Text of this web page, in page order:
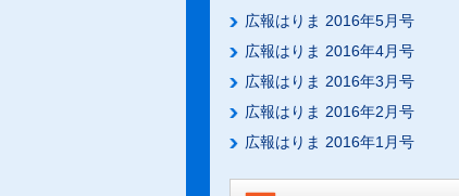
広報はりま 2016年5月号
広報はりま 2016年4月号
広報はりま 2016年3月号
広報はりま 2016年2月号
広報はりま 2016年1月号